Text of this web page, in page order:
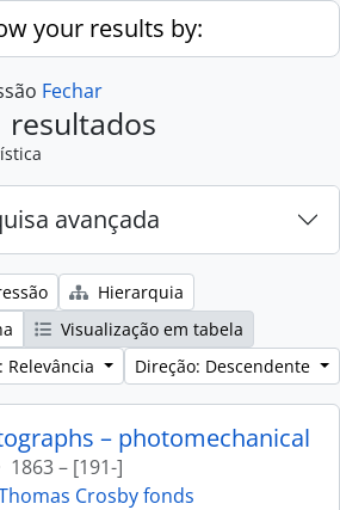
your results by:
Fechar
resultados
avançada
Hierarquia
Visualização em tabela
Direção: Descendente
– photomechanical
1863 – [191-]
Crosby fonds